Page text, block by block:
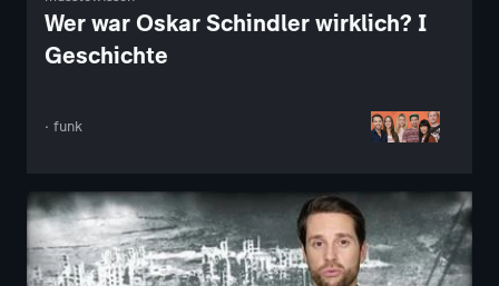
Wer war Oskar Schindler wirklich? I
Geschichte
· funk